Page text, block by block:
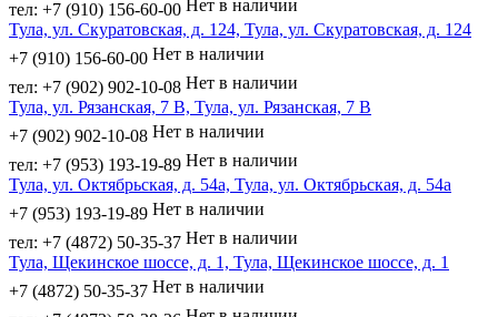
тел: +7 (910) 156-60-00 Нет в наличии
Тула, ул. Скуратовская, д. 124, Тула, ул. Скуратовская, д. 124
+7 (910) 156-60-00 Нет в наличии
тел: +7 (902) 902-10-08 Нет в наличии
Тула, ул. Рязанская, 7 В, Тула, ул. Рязанская, 7 В
+7 (902) 902-10-08 Нет в наличии
тел: +7 (953) 193-19-89 Нет в наличии
Тула, ул. Октябрьская, д. 54а, Тула, ул. Октябрьская, д. 54а
+7 (953) 193-19-89 Нет в наличии
тел: +7 (4872) 50-35-37 Нет в наличии
Тула, Щекинское шоссе, д. 1, Тула, Щекинское шоссе, д. 1
+7 (4872) 50-35-37 Нет в наличии